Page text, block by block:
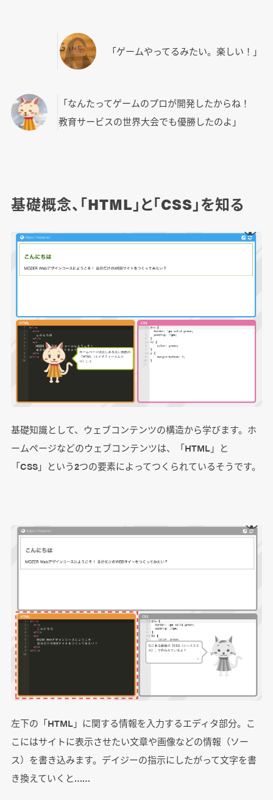
「ゲームやってるみたい。楽しい！」
「なんたってゲームのプロが開発したからね！
教育サービスの世界大会でも優勝したのよ」
基礎概念、「HTML」と「CSS」を知る
基礎知識として、ウェブコンテンツの構造から学びます。ホ
ームページなどのウェブコンテンツは、「HTML」と
「CSS」という2つの要素によってつくられているそうです。
左下の「HTML」に関する情報を入力するエディタ部分。こ
こにはサイトに表示させたい文章や画像などの情報（ソー
ス）を書き込みます。デイジーの指示にしたがって文字を書
き換えていくと……